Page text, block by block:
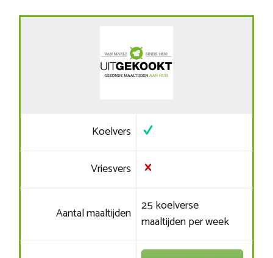
Koelvers
Vriesvers
Aantal maaltijden 25 koelverse
maaltijden per week